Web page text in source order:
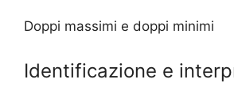
Doppi massimi e doppi minimi
Identificazione e